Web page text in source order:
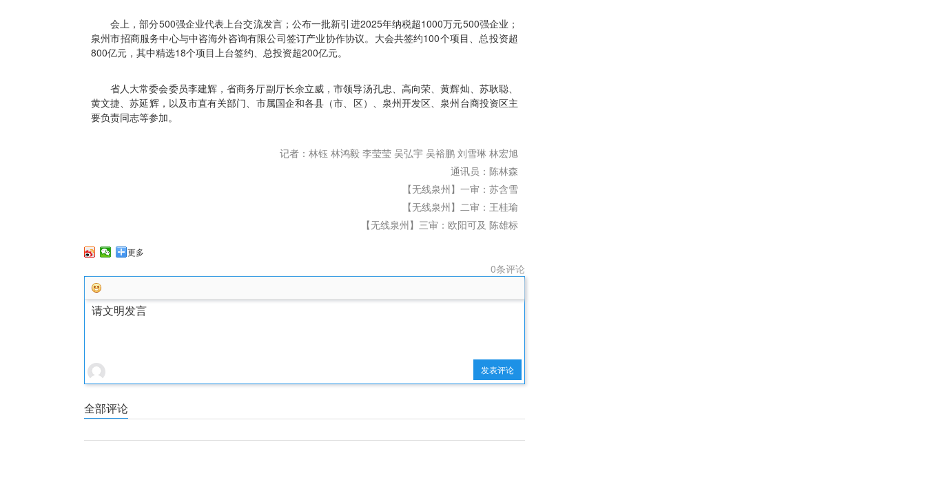
会上，部分500强企业代表上台交流发言；公布一批新引进2025年纳税超1000万元500强企业；
泉州市招商服务中心与中咨海外咨询有限公司签订产业协作协议。大会共签约100个项目、总投资超
800亿元，其中精选18个项目上台签约、总投资超200亿元。
省人大常委会委员李建辉，省商务厅副厅长余立威，市领导汤孔忠、高向荣、黄辉灿、苏耿聪、
黄文捷、苏延辉，以及市直有关部门、市属国企和各县（市、区）、泉州开发区、泉州台商投资区主
要负责同志等参加。
记者：林钰 林鸿毅 李莹莹 吴弘宇 吴裕鹏 刘雪琳 林宏旭
通讯员 ： 陈林森
【无线泉州】一审：苏含雪
【无线泉州】二审：王桂瑜
【无线泉州】三审：欧阳可及 陈雄标
更多
0条评论
发表评论
请文明发言
全部评论